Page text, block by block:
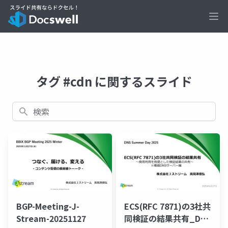
タグ #cdn に関するスライド
検索
BGP-Meeting-J-
Stream-20251127
ECS(RFC 7871)の3社共
同検証の結果共有_DNS